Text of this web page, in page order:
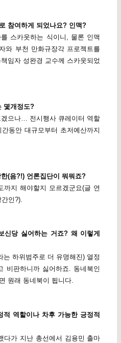
참여하게 되었나요? 인맥?
스카웃하는 식이니, 물론 인맥
와 부천 만화규장각 프로젝트를
임자 성완경 교수께 스카웃되었
몇개정도?
으나… 전시행사 큐레이터 역할
동안 대규모부터 초저예산까지
(음?!) 언론집단이 뭐뭐죠?
까지 해야할지 모르겠군요(글 연
인?).
신당 싫어하는 거죠? 왜 이렇게
는 하위범주로 더 유명해진) 열정
비판하니까 싫어하죠. 동네북인
원래 동네북이 됩니다.
역할이나 차후 가능한 긍정적
다가 지난 총선에서 김용민 출마